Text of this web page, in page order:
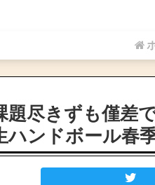
題尽きずも僅差
ハンドボール